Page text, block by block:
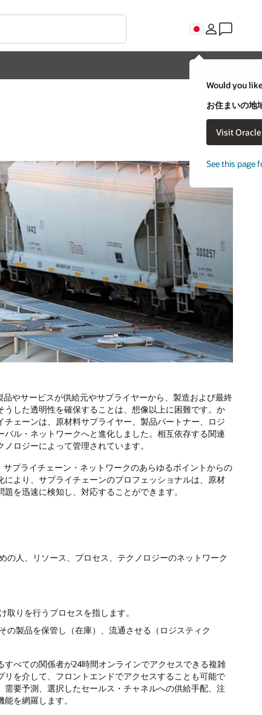
Would you
お住まいの地
Visit
See this page
やサービスが供給元やサプライヤーから、製造および最終
した透明性を確保することは、想像以上に困難です。か
ェーンは、原材料サプライヤー、製品パートナー、ロジ
ル・ネットワークへと進化しました。相互依存する関連
ロジーによって管理されています。
プライチェーン・ネットワークのあらゆるポイントからの
より、サプライチェーンのプロフェッショナルは、原材
を迅速に検知し、対応することができます。
人、リソース、プロセス、テクノロジーのネットワーク
りを行うプロセスを指します。
の製品を保管し（在庫）、流通させる（ロジスティク
べての関係者が24時間オンラインでアクセスできる複雑
を介して、フロントエンドでアクセスすることも可能で
要予測、選択したセールス・チャネルへの供給手配、注
を網羅します。